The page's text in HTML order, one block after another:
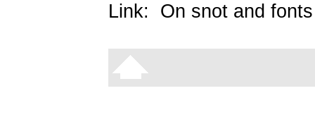
Link: On snot and fonts